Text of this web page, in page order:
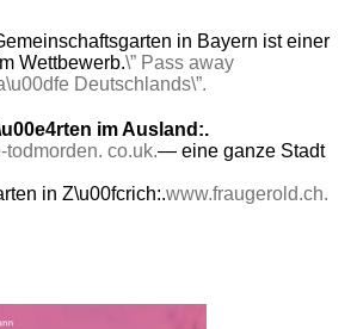
in Bayern ist einer
Wettbewerb.\” Pass away
Deutschlands\”.
im Ausland:.
todmorden. co.uk.— eine ganze Stadt
in Z\u00fcrich:.www.fraugerold.ch.